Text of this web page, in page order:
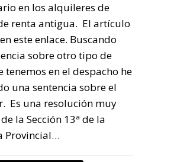
en los alquileres de
renta antigua. El artículo
este enlace. Buscando
sobre otro tipo de
tenemos en el despacho he
una sentencia sobre el
Es una resolución muy
la Sección 13ª de la
Provincial…